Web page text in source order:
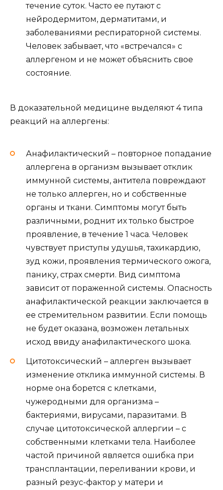
течение суток. Часто ее путают с
нейродермитом, дерматитами, и
заболеваниями респираторной системы.
Человек забывает, что «встречался» с
аллергеном и не может объяснить свое
состояние.
В доказательной медицине выделяют 4 типа
реакций на аллергены:
Анафилактический – повторное попадание
аллергена в организм вызывает отклик
иммунной системы, антитела повреждают
не только аллерген, но и собственные
органы и ткани. Симптомы могут быть
различными, роднит их только быстрое
проявление, в течение 1 часа. Человек
чувствует приступы удушья, тахикардию,
зуд кожи, проявления термического ожога,
панику, страх смерти. Вид симптома
зависит от пораженной системы. Опасность
анафилактической реакции заключается в
ее стремительном развитии. Если помощь
не будет оказана, возможен летальных
исход ввиду анафилактического шока.
Цитотоксический – аллерген вызывает
изменение отклика иммунной системы. В
норме она борется с клетками,
чужеродными для организма –
бактериями, вирусами, паразитами. В
случае цитотоксической аллергии – с
собственными клетками тела. Наиболее
частой причиной является ошибка при
трансплантации, переливании крови, и
разный резус-фактор у матери и